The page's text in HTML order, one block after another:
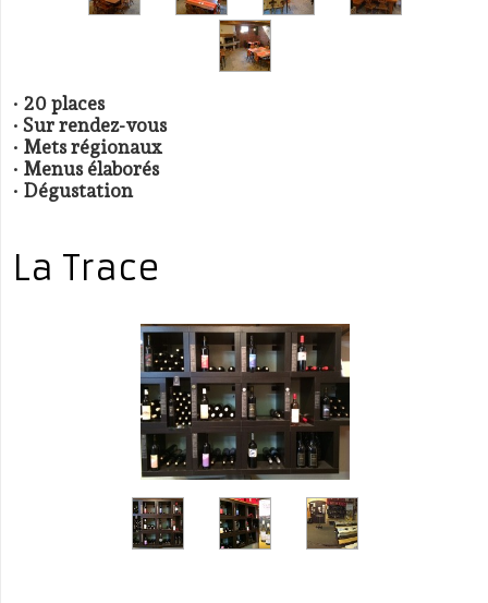
· 20 places
· Sur rendez-vous
· Mets régionaux
· Menus élaborés
· Dégustation
La Trace